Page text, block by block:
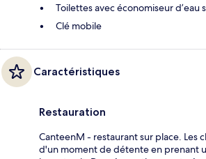
Toilettes avec économiseur d’eau
Clé mobile
Caractéristiques
Restauration
CanteenM - restaurant sur place. Les
d'un moment de détente en prenant